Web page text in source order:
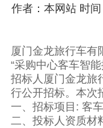
作者：本网站 时
厦门金龙旅行车有
“采购中心客车智
招标人厦门金龙旅
行公开招标。本次
一、招标项目: 客
二、投标人资质材